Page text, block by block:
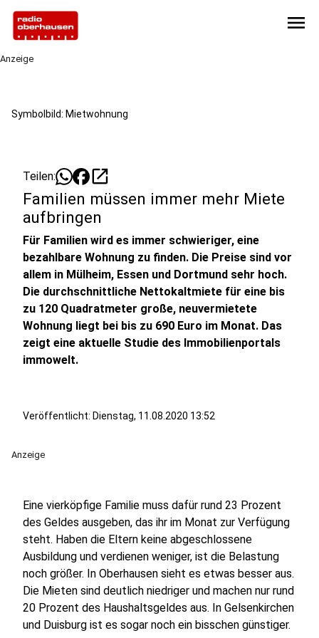
menu
Anzeige
Symbolbild: Mietwohnung
Teilen: open_in_new
Familien müssen immer mehr Miete
aufbringen
Für Familien wird es immer schwieriger, eine
bezahlbare Wohnung zu finden. Die Preise sind vor
allem in Mülheim, Essen und Dortmund sehr hoch.
Die durchschnittliche Nettokaltmiete für eine bis
zu 120 Quadratmeter große, neuvermietete
Wohnung liegt bei bis zu 690 Euro im Monat. Das
zeigt eine aktuelle Studie des Immobilienportals
immowelt.
Veröffentlicht: Dienstag, 11.08.2020 13:52
Anzeige
Eine vierköpfige Familie muss dafür rund 23 Prozent
des Geldes ausgeben, das ihr im Monat zur Verfügung
steht. Haben die Eltern keine abgeschlossene
Ausbildung und verdienen weniger, ist die Belastung
noch größer. In Oberhausen sieht es etwas besser aus.
Die Mieten sind deutlich niedriger und machen nur rund
20 Prozent des Haushaltsgeldes aus. In Gelsenkirchen
und Duisburg ist es sogar noch ein bisschen günstiger.